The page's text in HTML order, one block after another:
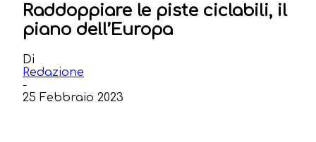
Raddoppiare le piste ciclabili, il
piano dell’Europa
Di
Redazione
-
25 Febbraio 2023